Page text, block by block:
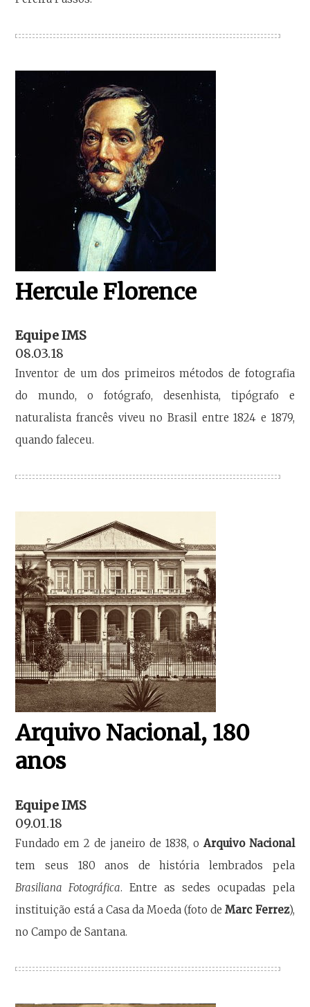
Hercule Florence
Equipe IMS
08.03.18
Inventor de um dos primeiros métodos de fotografia
do mundo, o fotógrafo, desenhista, tipógrafo e
naturalista francês viveu no Brasil entre 1824 e 1879,
quando faleceu.
Arquivo Nacional, 180
anos
Equipe IMS
09.01.18
Fundado em 2 de janeiro de 1838, o Arquivo Nacional
tem seus 180 anos de história lembrados pela
Brasiliana Fotográfica. Entre as sedes ocupadas pela
instituição está a Casa da Moeda (foto de Marc Ferrez),
no Campo de Santana.